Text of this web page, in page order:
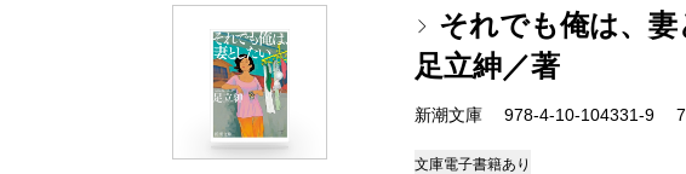
それでも俺は、
足立紳／著
新潮文庫 978-4-10-104331-9
文庫電子書籍あり